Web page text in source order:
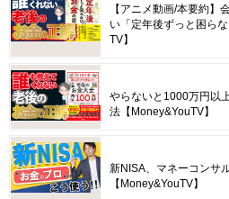
【アニメ動画/本要約】
い「定年後ずっと困ら
TV】
やらないと1000万円以
法【Money&YouTV】
新NISA、マネーコンサ
【Money&YouTV】